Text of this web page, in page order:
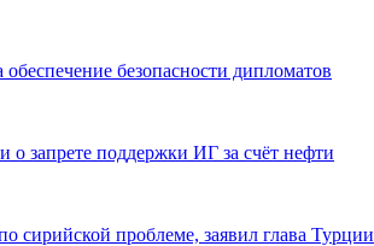
безопасности дипломатов
запрете поддержки ИГ за счёт нефти
сирийской проблеме, заявил глава Турции